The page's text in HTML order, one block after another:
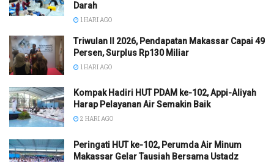
Darah
1 HARI AGO
Triwulan II 2026, Pendapatan Makassar Capai 49
Persen, Surplus Rp130 Miliar
1 HARI AGO
Kompak Hadiri HUT PDAM ke-102, Appi-Aliyah
Harap Pelayanan Air Semakin Baik
2 HARI AGO
Peringati HUT ke-102, Perumda Air Minum
Makassar Gelar Tausiah Bersama Ustadz